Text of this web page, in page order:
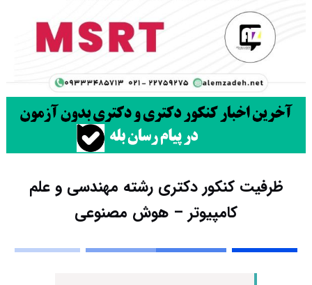
ظرفیت کنکور دکتری رشته مهندسی و علم
کامپیوتر – هوش مصنوعی